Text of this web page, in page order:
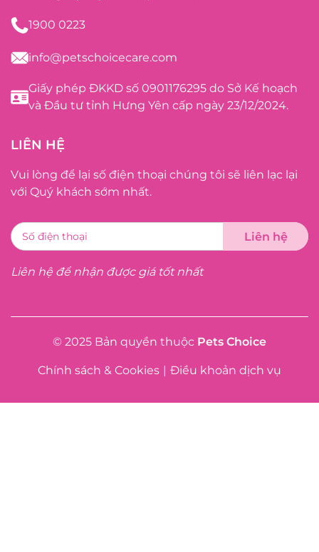
1900 0223
info@petschoicecare.com
Giấy phép ĐKKD số 0901176295 do Sở Kế hoạch
và Đầu tư tỉnh Hưng Yên cấp ngày 23/12/2024.
LIÊN HỆ
Vui lòng để lại số điện thoại chúng tôi sẽ liên lạc lại
với Quý khách sớm nhất.
Liên hệ để nhận được giá tốt nhất
© 2025 Bản quyền thuộc Pets Choice
Chính sách & Cookies | Điều khoản dịch vụ